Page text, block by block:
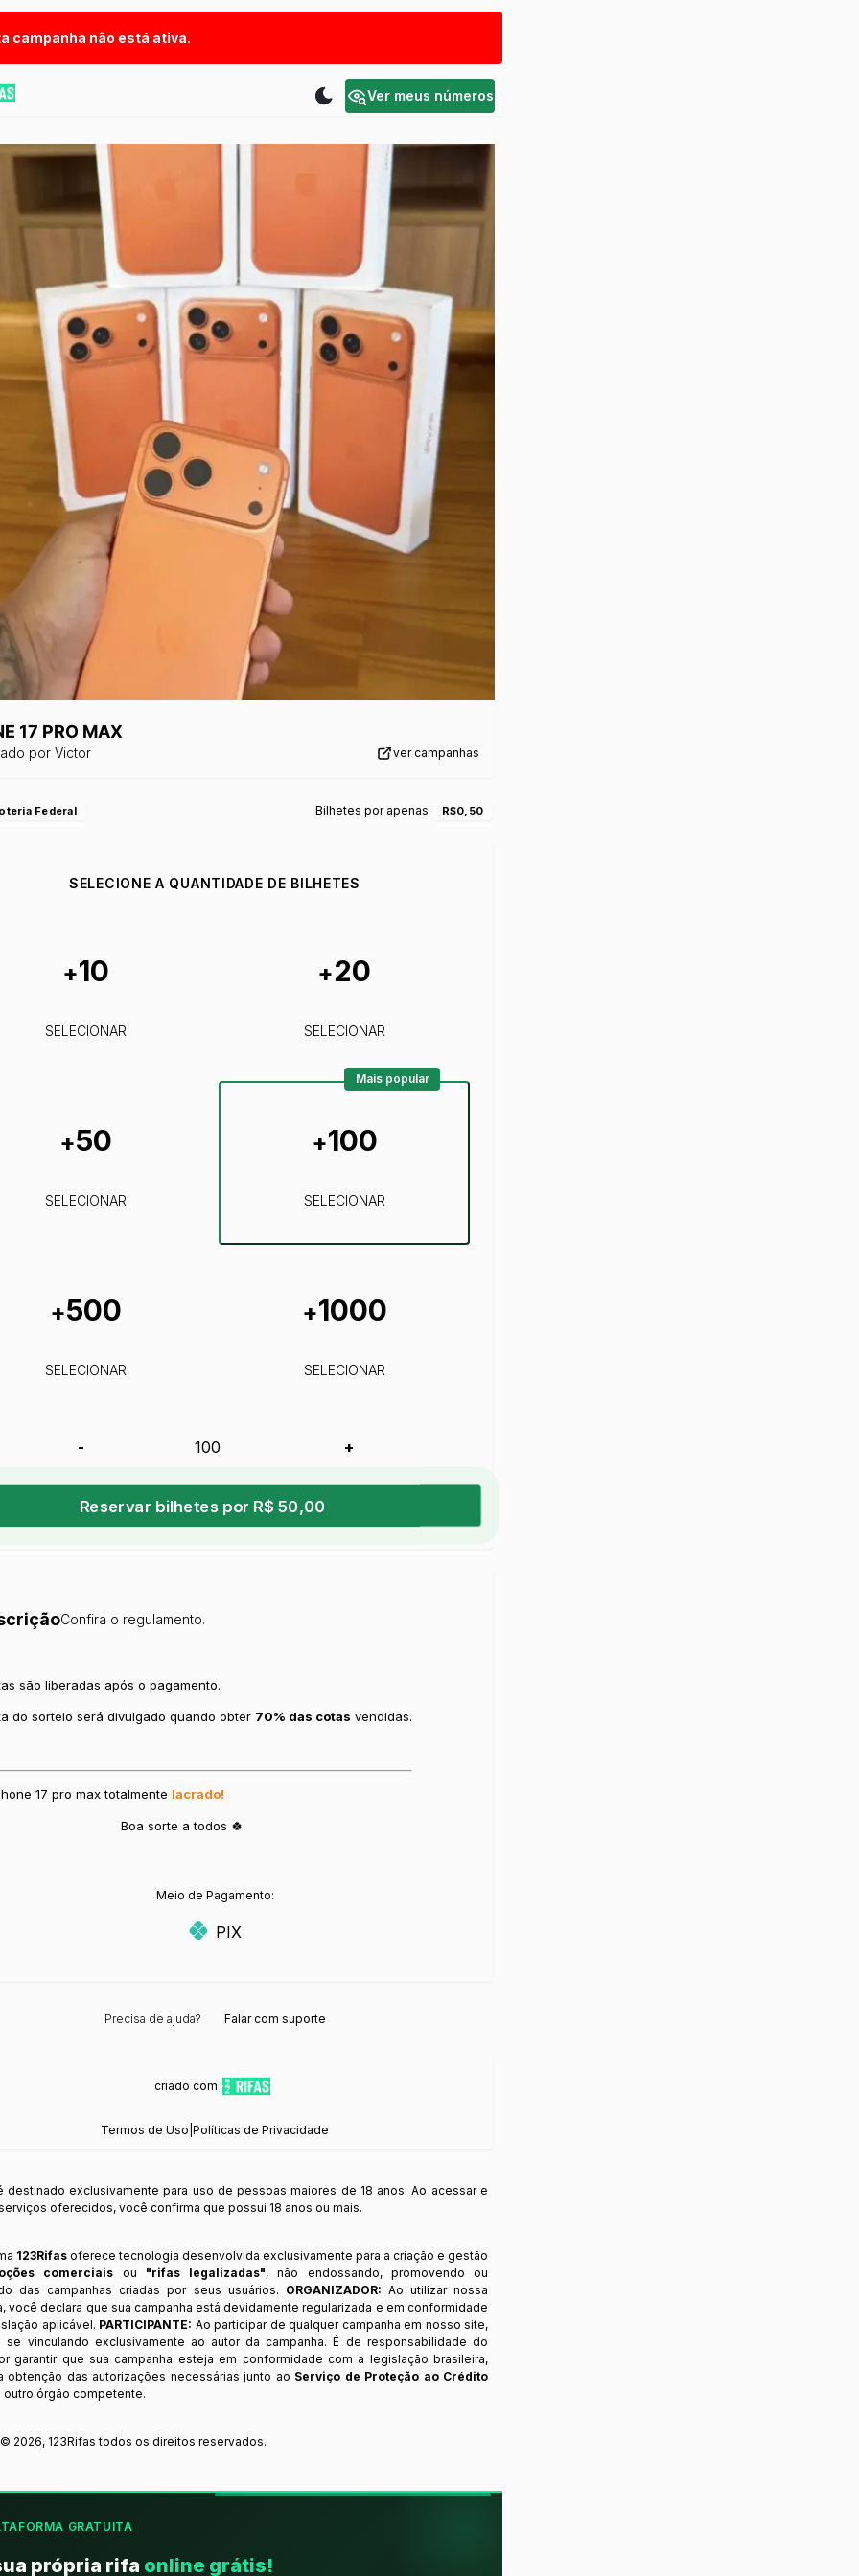
campanha não está ativa.
Ver meus números
17 PRO MAX
por Victor ver campanhas
Federal Bilhetes por apenas R$0,50
SELECIONE A QUANTIDADE DE BILHETES
+10
SELECIONAR
+20
SELECIONAR
+50
SELECIONAR
+100
SELECIONAR
Mais popular
+500
SELECIONAR
+1000
SELECIONAR
- +
Reservar bilhetes por R$ 50,00
Confira o regulamento.
são liberadas após o pagamento.
do sorteio será divulgado quando obter 70% das cotas vendidas.
17 pro max totalmente lacrado!
Boa sorte a todos 🍀
Meio de Pagamento:
PIX
Precisa de ajuda? Falar com suporte
criado com
Termos de Uso Políticas de Privacidade
destinado exclusivamente para uso de pessoas maiores de 18 anos. Ao acessar e
oferecidos, você confirma que possui 18 anos ou mais.
123Rifas oferece tecnologia desenvolvida exclusivamente para a criação e gestão
comerciais ou "rifas legalizadas", não endossando, promovendo ou
das campanhas criadas por seus usuários. ORGANIZADOR: Ao utilizar nossa
você declara que sua campanha está devidamente regularizada e em conformidade
aplicável. PARTICIPANTE: Ao participar de qualquer campanha em nosso site,
se vinculando exclusivamente ao autor da campanha. É de responsabilidade do
garantir que sua campanha esteja em conformidade com a legislação brasileira,
obtenção das autorizações necessárias junto ao Serviço de Proteção ao Crédito
órgão competente.
© 2026, 123Rifas todos os direitos reservados.
GRATUITA
própria rifa online grátis!